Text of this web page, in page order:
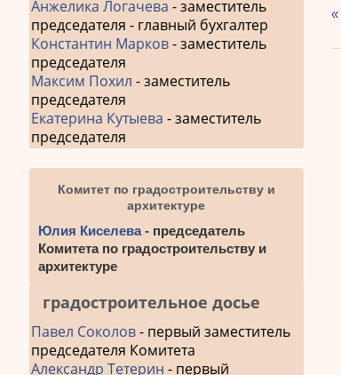
Анжелика Логачева - заместитель
председателя - главный бухгалтер
Константин Марков- заместитель
председателя
Максим Похил - заместитель
председателя
Екатерина Кутыева - заместитель
председателя
Комитет по градостроительству и
архитектуре
Юлия Киселева- председатель
Комитета по градостроительству и
архитектуре
градостроительное досье
Павел Соколов- первый заместитель
председателя Комитета
Александр Тетерин - первый